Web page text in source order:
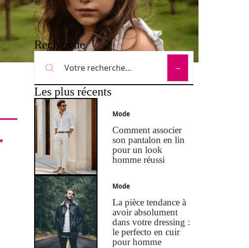
Recherche
Les plus récents
Mode
Comment associer
son pantalon en lin
pour un look
homme réussi
Mode
La pièce tendance à
avoir absolument
dans votre dressing :
le perfecto en cuir
pour homme